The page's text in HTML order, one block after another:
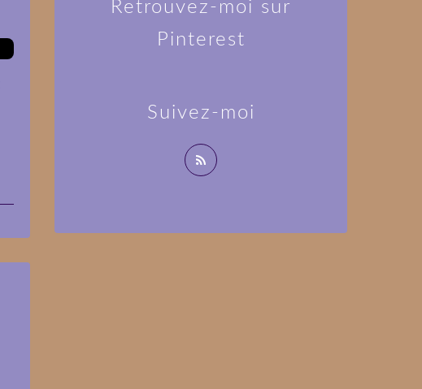
Suivez-moi
Retrouvez-moi sur
Pinterest